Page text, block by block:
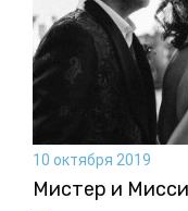
10 октября 2019
Мистер и